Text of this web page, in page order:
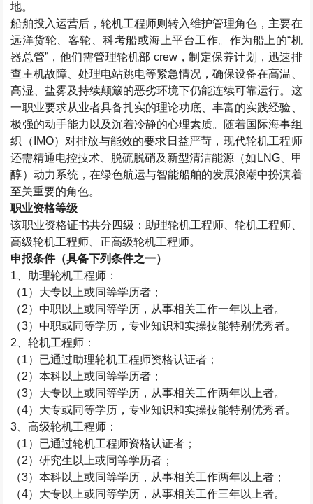
地。
船舶投入运营后，轮机工程师则转入维护管理角色，主要在
远洋货轮、客轮、科考船或海上平台工作。作为船上的“机
器总管”，他们需管理轮机部 crew，制定保养计划，迅速排
查主机故障、处理电站跳电等紧急情况，确保设备在高温、
高湿、盐雾及持续颠簸的恶劣环境下仍能连续可靠运行。这
一职业要求从业者具备扎实的理论功底、丰富的实践经验、
极强的动手能力以及沉着冷静的心理素质。随着国际海事组
织（ IMO）对排放与能效的要求日益严苛，现代轮机工程师
还需精通电控技术、脱硫脱硝及新型清洁能源（如 LNG、甲
醇）动力系统，在绿色航运与智能船舶的发展浪潮中扮演着
至关重要的角色。
职业资格等级
该职业资格证书共分四级：助理轮机工程师、轮机工程师、
高级轮机工程师、正高级轮机工程师。
申报条件（具备下列条件之一）
1 、助理轮机工程师：
（1）大专以上或同等学历者；
（2）中职以上或同等学历，从事相关工作一年以上者。
（3）中职或同等学历，专业知识和实操技能特别优秀者。
2 、轮机工程师：
（1）已通过助理轮机工程师资格认证者；
（2）本科以上或同等学历者；
（3）大专以上或同等学历，从事相关工作两年以上者。
（4）大专或同等学历，专业知识和实操技能特别优秀者。
3 、高级轮机工程师：
（1）已通过轮机工程师资格认证者；
（2）研究生以上或同等学历者；
（3）本科以上或同等学历，从事相关工作两年以上者；
（4）大专以上或同等学历，从事相关工作三年以上者。